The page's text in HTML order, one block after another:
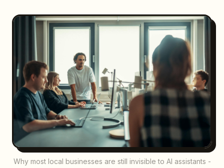
Why most local businesses are still invisible to AI assistants -